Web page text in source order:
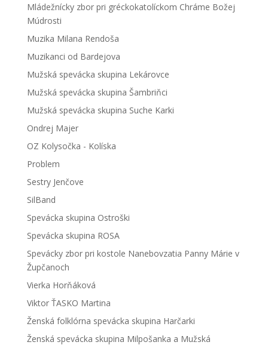
Mládežnícky zbor pri gréckokatolíckom Chráme Božej
Múdrosti
Muzika Milana Rendoša
Muzikanci od Bardejova
Mužská spevácka skupina Lekárovce
Mužská spevácka skupina Šambriňci
Mužská spevácka skupina Suche Karki
Ondrej Majer
OZ Kolysočka - Kolíska
Problem
Sestry Jenčove
SilBand
Spevácka skupina Ostroški
Spevácka skupina ROSA
Spevácky zbor pri kostole Nanebovzatia Panny Márie v
Župčanoch
Vierka Horňáková
Viktor ŤASKO Martina
Ženská folklórna spevácka skupina Harčarki
Ženská spevácka skupina Milpošanka a Mužská